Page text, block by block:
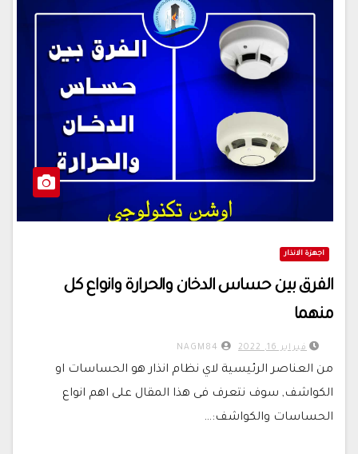
اجهزة الانذار
الفرق بين حساس الدخان والحرارة وانواع كل
منهما
فبراير 16, 2022
من العناصر الرئيسية لاي نظام انذار هو الحساسات او
الكواشف, سوف نتعرف فى هذا المقال على اهم انواع
الحساسات والكواشف:…